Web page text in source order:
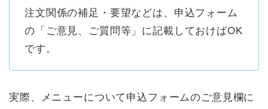
注文関係の補足・要望などは、申込フォーム
の「ご意見、ご質問等」に記載しておけばOK
です。
実際、メニューについて申込フォームのご意見欄に